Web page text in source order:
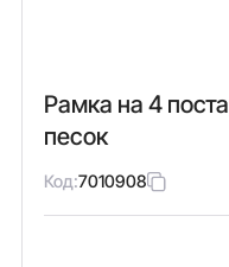
Рамка на 4
песок
Код:7010908